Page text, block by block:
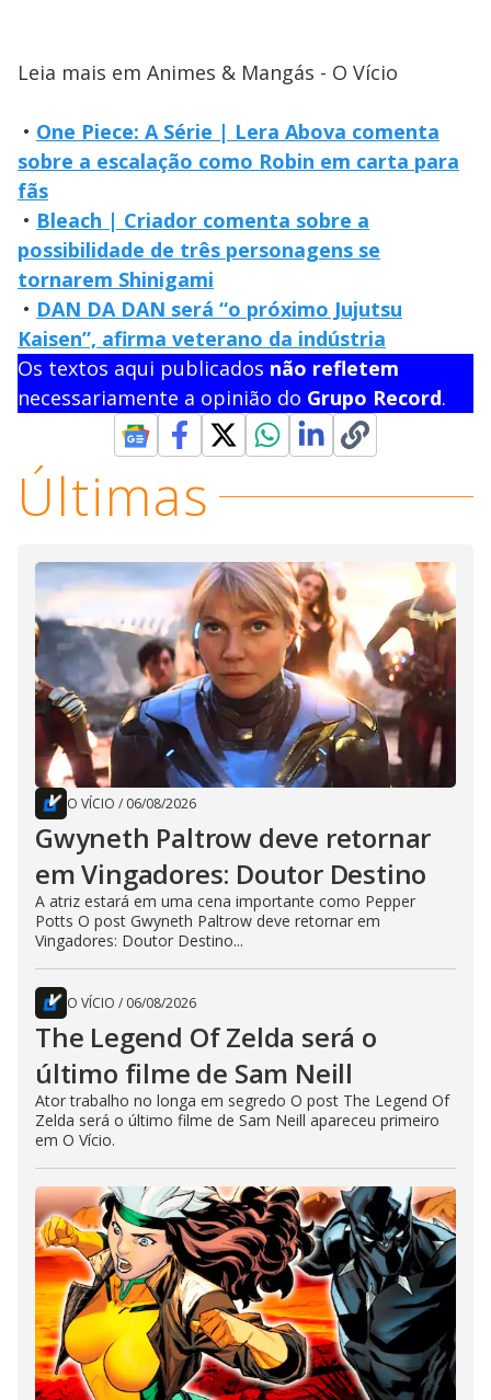
Leia mais em Animes & Mangás - O Vício
• One Piece: A Série | Lera Abova comenta
sobre a escalação como Robin em carta para
fãs
• Bleach | Criador comenta sobre a
possibilidade de três personagens se
tornarem Shinigami
• DAN DA DAN será “o próximo Jujutsu
Kaisen”, afirma veterano da indústria
Os textos aqui publicados não refletem
necessariamente a opinião do Grupo Record.
Últimas
O VÍCIO / 06/08/2026
Gwyneth Paltrow deve retornar
em Vingadores: Doutor Destino
A atriz estará em uma cena importante como Pepper
Potts O post Gwyneth Paltrow deve retornar em
Vingadores: Doutor Destino...
O VÍCIO / 06/08/2026
The Legend Of Zelda será o
último filme de Sam Neill
Ator trabalho no longa em segredo O post The Legend Of
Zelda será o último filme de Sam Neill apareceu primeiro
em O Vício.